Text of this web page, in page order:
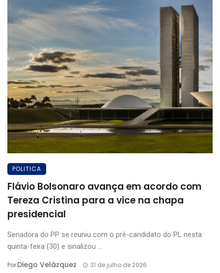
POLITICA
Flávio Bolsonaro avança em acordo com
Tereza Cristina para a vice na chapa
presidencial
Senadora do PP se reuniu com o pré-candidato do PL nesta
quinta-feira (30) e sinalizou ...
PorDiego Velázquez 31 de julho de 2026